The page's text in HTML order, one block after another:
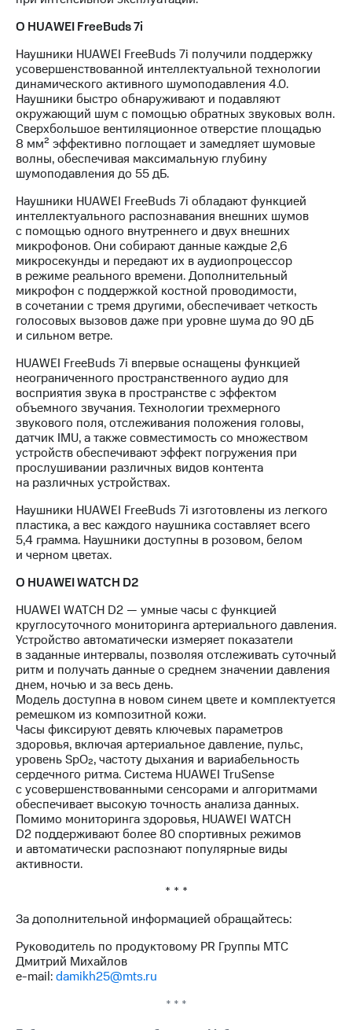
О HUAWEI FreeBuds 7i
Наушники HUAWEI FreeBuds 7i получили поддержку
усовершенствованной интеллектуальной технологии
динамического активного шумоподавления 4.0.
Наушники быстро обнаруживают и подавляют
окружающий шум с помощью обратных звуковых волн.
Сверхбольшое вентиляционное отверстие площадью
8 мм² эффективно поглощает и замедляет шумовые
волны, обеспечивая максимальную глубину
шумоподавления до 55 дБ.
Наушники HUAWEI FreeBuds 7i обладают функцией
интеллектуального распознавания внешних шумов
с помощью одного внутреннего и двух внешних
микрофонов. Они собирают данные каждые 2,6
микросекунды и передают их в аудиопроцессор
в режиме реального времени. Дополнительный
микрофон с поддержкой костной проводимости,
в сочетании с тремя другими, обеспечивает четкость
голосовых вызовов даже при уровне шума до 90 дБ
и сильном ветре.
HUAWEI FreeBuds 7i впервые оснащены функцией
неограниченного пространственного аудио для
восприятия звука в пространстве с эффектом
объемного звучания. Технологии трехмерного
звукового поля, отслеживания положения головы,
датчик IMU, а также совместимость со множеством
устройств обеспечивают эффект погружения при
прослушивании различных видов контента
на различных устройствах.
Наушники HUAWEI FreeBuds 7i изготовлены из легкого
пластика, а вес каждого наушника составляет всего
5,4 грамма. Наушники доступны в розовом, белом
и черном цветах.
О HUAWEI WATCH D2
HUAWEI WATCH D2 — умные часы с функцией
круглосуточного мониторинга артериального давления.
Устройство автоматически измеряет показатели
в заданные интервалы, позволяя отслеживать суточный
ритм и получать данные о среднем значении давления
днем, ночью и за весь день.
Модель доступна в новом синем цвете и комплектуется
ремешком из композитной кожи.
Часы фиксируют девять ключевых параметров
здоровья, включая артериальное давление, пульс,
уровень SpO₂, частоту дыхания и вариабельность
сердечного ритма. Система HUAWEI TruSense
с усовершенствованными сенсорами и алгоритмами
обеспечивает высокую точность анализа данных.
Помимо мониторинга здоровья, HUAWEI WATCH
D2 поддерживают более 80 спортивных режимов
и автоматически распознают популярные виды
активности.
* * *
За дополнительной информацией обращайтесь:
Руководитель по продуктовому PR Группы МТС
Дмитрий Михайлов
e-mail:damikh25@mts.ru
* * *